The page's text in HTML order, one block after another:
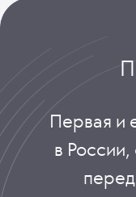
Первая и
в